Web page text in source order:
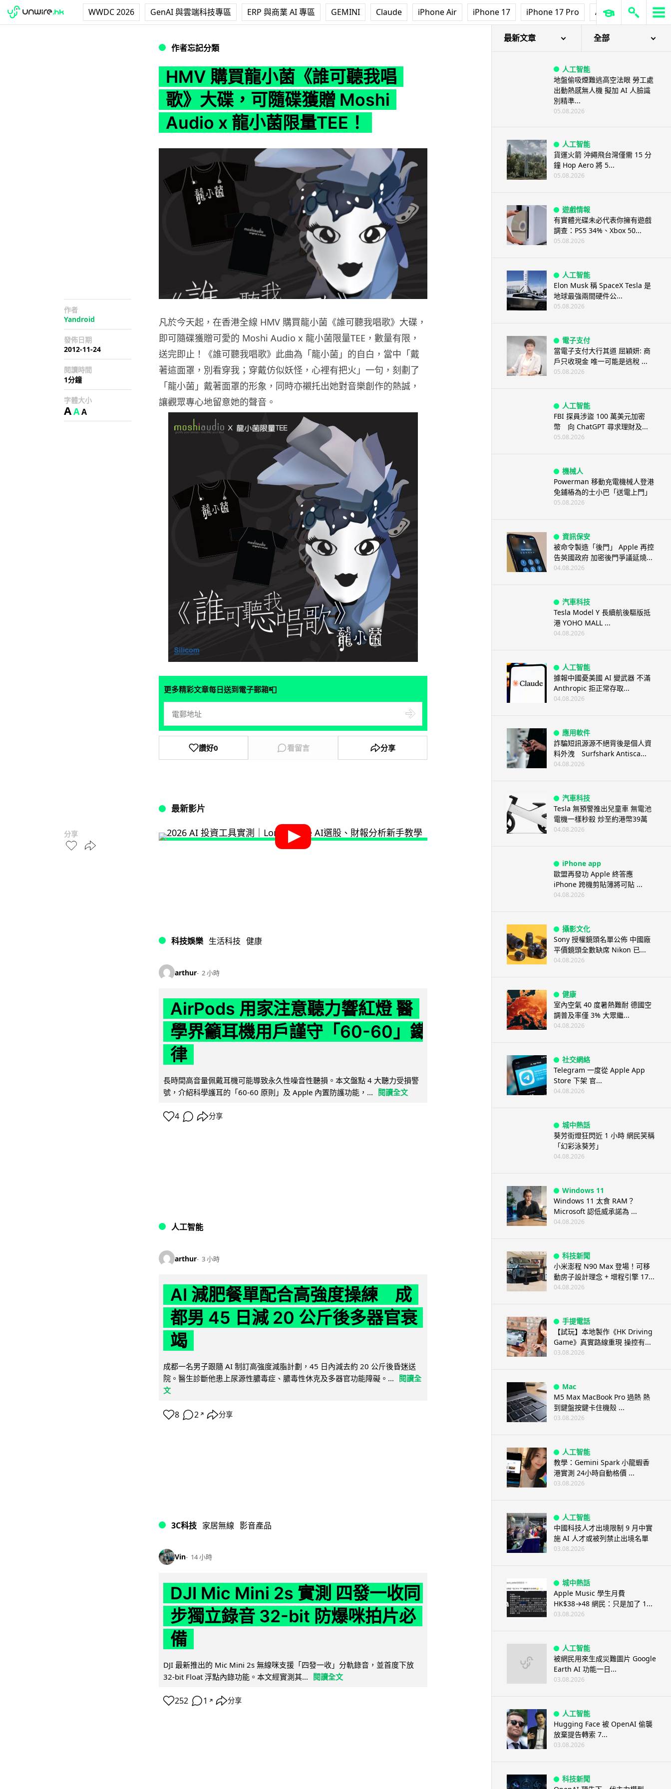
WWDC 2026 GenAI 與雲端科技專區 ERP 與商業 AI 專區 GEMINI Claude iPhone Air iPhone 17 iPhone 17 Pro AirPods Pro 3
作者忘記分類
HMV 購買龍小菌《誰可聽我唱
歌》大碟，可隨碟獲贈 Moshi
Audio x 龍小菌限量TEE！
作者
Yandroid
發佈日期
2012-11-24
閱讀時間
1分鐘
字體大小
AAA
分享
凡於今天起，在香港全線 HMV 購買龍小菌《誰可聽我唱歌》大碟，
即可隨碟獲贈可愛的 Moshi Audio x 龍小菌限量TEE，數量有限，
送完即止！《誰可聽我唱歌》此曲為「龍小菌」的自白，當中「戴
著這面罩，別看穿我；穿戴仿似妖怪，心裡有把火」一句，刻劃了
「龍小菌」戴著面罩的形象，同時亦襯托出她對音樂創作的熱誠，
讓觀眾專心地留意她的聲音。
更多精彩文章每日送到電子郵箱📮
讚好0 看留言 分享
最新影片
科技娛樂 生活科技 健康
arthur 2 小時
AirPods 用家注意聽力響紅燈 醫
學界籲耳機用戶謹守「60-60」鐵
律
長時間高音量佩戴耳機可能導致永久性噪音性聽損。本文盤點 4 大聽力受損警
號，介紹科學護耳的「60-60 原則」及 Apple 內置防護功能，...
閱讀全文
4 分享
人工智能
arthur 3 小時
AI 減肥餐單配合高強度操練 成
都男 45 日減 20 公斤後多器官衰
竭
成都一名男子跟隨 AI 制訂高強度減脂計劃，45 日內減去約 20 公斤後昏迷送
院。醫生診斷他患上尿源性膿毒症、膿毒性休克及多器官功能障礙。...
閱讀全
文
8 2 ↗ 分享
3C科技 家居無線 影音產品
Vin 14 小時
DJI Mic Mini 2s 實測 四發一收同
步獨立錄音 32-bit 防爆咪拍片必
備
DJI 最新推出的 Mic Mini 2s 無線咪支援「四發一收」分軌錄音，並首度下放
32-bit Float 浮點內錄功能。本文經實測其... 閱讀全文
252 1 ↗ 分享
最新文章 全部
人工智能
地盤偷吸煙難逃高空法眼 勞工處
出動熱感無人機 擬加 AI 人臉識
別精準...
05.08.2026
人工智能
貨運火箭 沖繩飛台灣僅需 15 分
鐘 Hop Aero 將 5...
05.08.2026
遊戲情報
有實體光碟未必代表你擁有遊戲
調查：PS5 34%、Xbox 50...
05.08.2026
人工智能
Elon Musk 稱 SpaceX Tesla 是
地球最強兩間硬件公...
05.08.2026
電子支付
當電子支付大行其道 屈穎妍: 商
戶只收現金 唯一可能是逃稅 ...
05.08.2026
人工智能
FBI 探員涉盜 100 萬美元加密
幣 向 ChatGPT 尋求理財及...
05.08.2026
機械人
Powerman 移動充電機械人登港
免鋪樁為的士小巴「送電上門」
05.08.2026
資訊保安
被命令製造「後門」 Apple 再控
告英國政府 加密後門爭議延燒...
04.08.2026
汽車科技
Tesla Model Y 長續航後驅版抵
港 YOHO MALL ...
04.08.2026
人工智能
據報中國憂美國 AI 變武器 不滿
Anthropic 拒正常存取...
04.08.2026
應用軟件
詐騙短訊源源不絕背後是個人資
料外洩 Surfshark Antisca...
04.08.2026
汽車科技
Tesla 無預警推出兒童車 無電池
電機一樣秒殺 炒至約港幣39萬
04.08.2026
iPhone app
歐盟再發功 Apple 終答應
iPhone 跨機剪貼簿將可貼 ...
04.08.2026
攝影文化
Sony 授權鏡頭名單公佈 中國廠
平價鏡頭全數缺席 Nikon 已...
04.08.2026
健康
室內空氣 40 度暑熱難耐 德國空
調普及率僅 3% 大眾繼...
04.08.2026
社交網絡
Telegram 一度從 Apple App
Store 下架 官...
04.08.2026
城中熱話
葵芳街燈狂閃近 1 小時 網民笑稱
「幻彩泳葵芳」
04.08.2026
Windows 11
Windows 11 太食 RAM？
Microsoft 認低威承諾為 ...
04.08.2026
科技新聞
小米澎程 N90 Max 登場！可移
動房子設計理念 + 增程引擎 17...
04.08.2026
手提電話
【試玩】本地製作《HK Driving
Game》真實路線重現 操控有...
03.08.2026
Mac
M5 Max MacBook Pro 過熱 熱
到鍵盤按鍵卡住機殼 ...
03.08.2026
人工智能
教學：Gemini Spark 小龍蝦香
港實測 24小時自動格價 ...
03.08.2026
人工智能
中國科技人才出境限制 9 月中實
施 AI 人才或被列禁止出境名單
03.08.2026
城中熱話
Apple Music 學生月費
HK$38→48 網民：只是加了 1...
03.08.2026
人工智能
被網民用來生成災難圖片 Google
Earth AI 功能一日...
03.08.2026
人工智能
Hugging Face 被 OpenAI 偷襲
放棄提告轉索 7...
03.08.2026
科技新聞